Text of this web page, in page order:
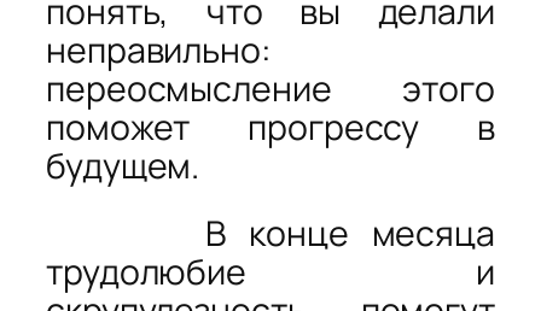
понять, что вы делали
неправильно:
переосмысление этого
поможет прогрессу в
будущем.
В конце месяца
трудолюбие и